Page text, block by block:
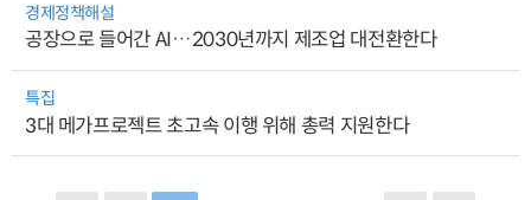
경제정책해설
공장으로 들어간 AI…2030년까지 제조업 대전환한다
특집
3대 메가프로젝트 초고속 이행 위해 총력 지원한다